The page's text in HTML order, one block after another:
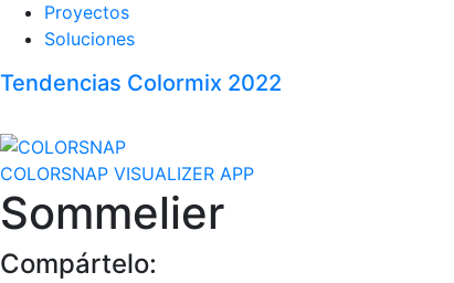
Proyectos
Soluciones
Tendencias Colormix 2022
COLORSNAP VISUALIZER APP
Sommelier
Compártelo: